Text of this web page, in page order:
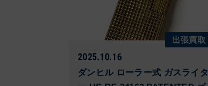
出張買取
2025.10.16
ダンヒル ローラー式 ガスライタ